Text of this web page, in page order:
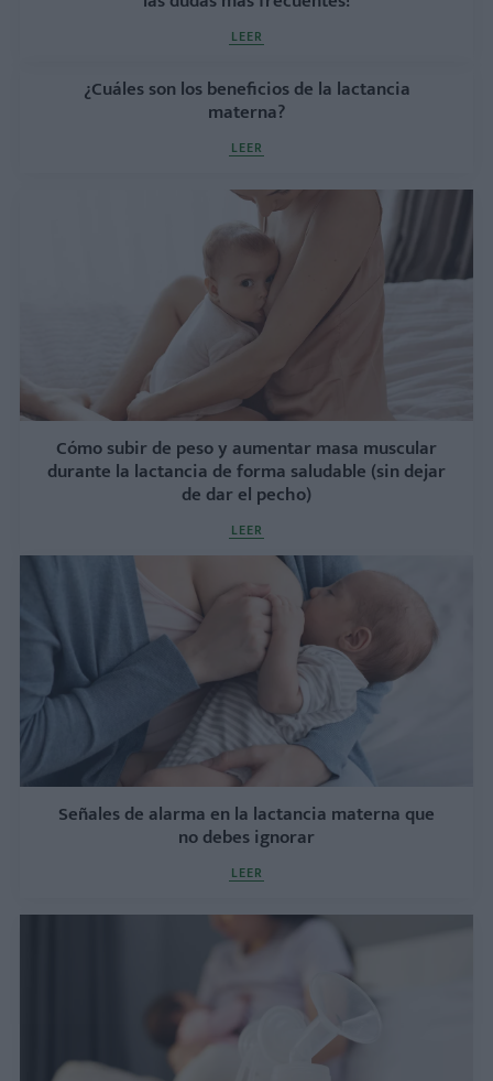
LEER
¿Cuáles son los beneficios de la lactancia
materna?
LEER
Cómo subir de peso y aumentar masa muscular
durante la lactancia de forma saludable (sin dejar
de dar el pecho)
LEER
Señales de alarma en la lactancia materna que
no debes ignorar
LEER